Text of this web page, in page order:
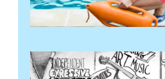
مزید
پڑھ "
آرٹسٹک
تھیم